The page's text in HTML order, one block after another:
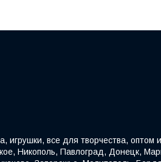
все для творчества, оптом
Никополь, Павлоград, Донецк,